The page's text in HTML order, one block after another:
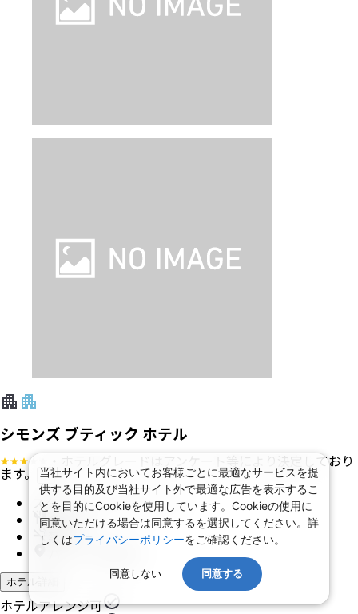
シモンズ ブティック ホテル
・ホテルグレードはアンケート等により決定しており
ます。 ?
スタンダード ダブルルーム
食事 なし
禁煙
ホテル詳細
ホテルアレンジ可
当社サイト内においてお客様ごとに最適なサービスを提
供する目的及び当社サイト外で最適な広告を表示するこ
とを目的にCookieを使用しています。Cookieの使用に
同意いただける場合は同意するを選択してください。詳
しくはプライバシーポリシーをご確認ください。
同意しない 同意する